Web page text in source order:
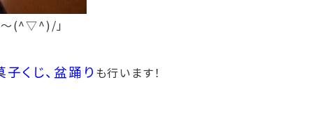
～(^▽^)/」
くじ、盆踊り も行います！